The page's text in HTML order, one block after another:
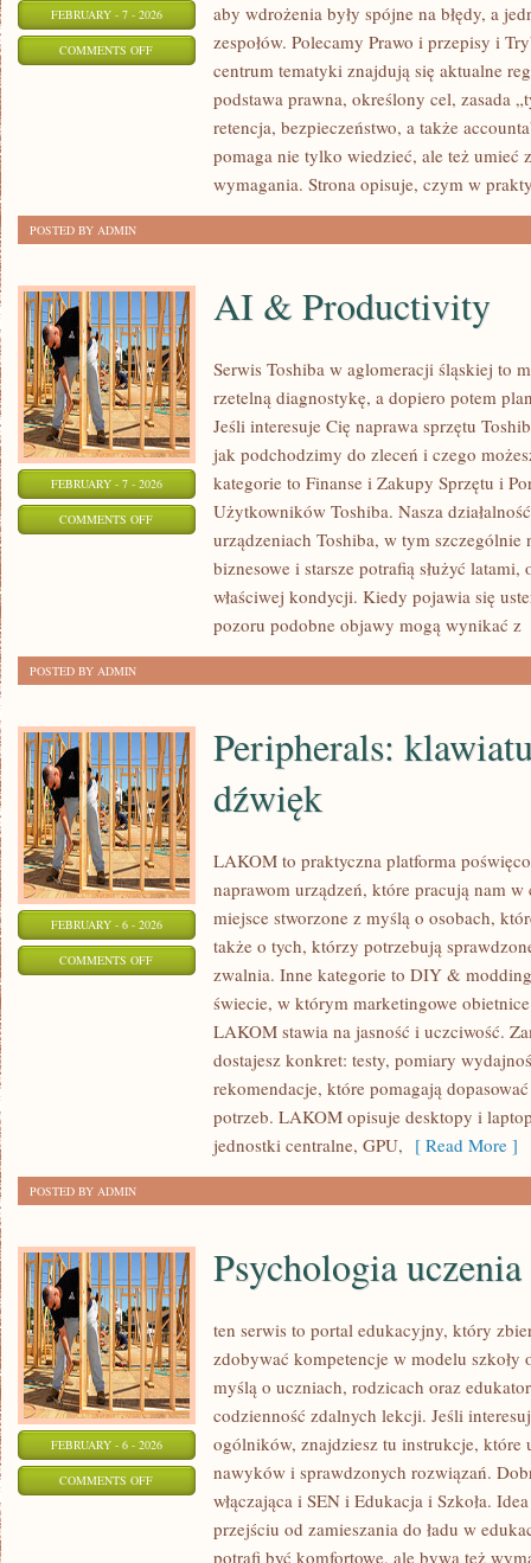
FEBRUARY - 7 - 2026
COMMENTS OFFON
MARKETING
aby wdrożenia były spójne na błędy, a
zespołów. Polecamy Prawo i przepisy i
centrum tematyki znajdują się aktualne
podstawa prawna, określony cel, zasada
retencja, bezpieczeństwo, a także
pomaga nie tylko wiedzieć, ale też umieć
wymagania. Strona opisuje, czym w
POSTED BY ADMIN
FEBRUARY - 7 - 2026
COMMENTS OFFON
PRODUCTIVITY
AI & Productivity
Serwis Toshiba w aglomeracji śląskiej to
rzetelną diagnostykę, a dopiero potem
Jeśli interesuje Cię naprawa sprzętu
jak podchodzimy do zleceń i czego
kategorie to Finanse i Zakupy Sprzętu i
Użytkowników Toshiba. Nasza
urządzeniach Toshiba, w tym
biznesowe i starsze potrafią służyć latami,
właściwej kondycji. Kiedy pojawia się
pozoru podobne objawy mogą wynikać z
POSTED BY ADMIN
FEBRUARY - 6 - 2026
COMMENTS OFFON
Peripherals:
dźwięk
LAKOM to praktyczna platforma
naprawom urządzeń, które pracują nam
miejsce stworzone z myślą o osobach,
także o tych, którzy potrzebują
zwalnia. Inne kategorie to DIY &
świecie, w którym marketingowe
LAKOM stawia na jasność i uczciwość.
dostajesz konkret: testy, pomiary
rekomendacje, które pomagają
potrzeb. LAKOM opisuje desktopy i
jednostki centralne, GPU, [ Read More ]
POSTED BY ADMIN
FEBRUARY - 6 - 2026
COMMENTS OFFON
PSYCHOLOGIA
Psychologia uczenia
ten serwis to portal edukacyjny, który
zdobywać kompetencje w modelu szkoły
myślą o uczniach, rodzicach oraz
codzienność zdalnych lekcji. Jeśli
ogólników, znajdziesz tu instrukcje, które
nawyków i sprawdzonych rozwiązań.
włączająca i SEN i Edukacja i Szkoła.
przejściu od zamieszania do ładu w
potrafi być komfortowe, ale bywa też